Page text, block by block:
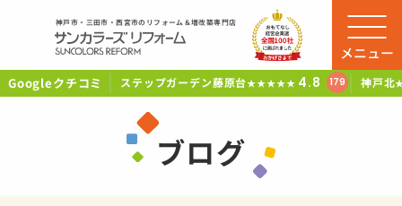
神戸市・三田市・西宮市のリフォーム＆増改築専門店
Googleクチコミ ステップガーデン藤原台★★★★★ 4.8 179 神戸北
メニュー
ブログ